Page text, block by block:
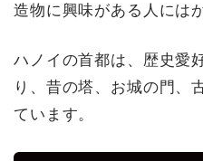
造物に興味がある人には
ハノイの首都は、歴史愛
り、昔の塔、お城の門、
ています。